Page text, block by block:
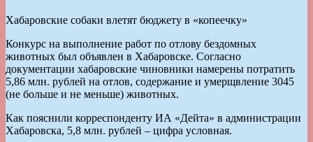
Хабаровские собаки влетят бюджету в «копеечку»
Конкурс на выполнение работ по отлову бездомных
животных был объявлен в Хабаровске. Согласно
документации хабаровские чиновники намерены потратить
5,86 млн. рублей на отлов, содержание и умерщвление 3045
(не больше и не меньше) животных.
Как пояснили корреспонденту ИА «Дейта» в администрации
Хабаровска, 5,8 млн. рублей – цифра условная.